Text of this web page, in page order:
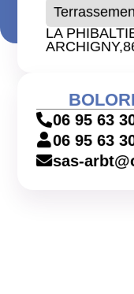
LA
ARCHIGNY,
06 95 63
06 95 63
sas-